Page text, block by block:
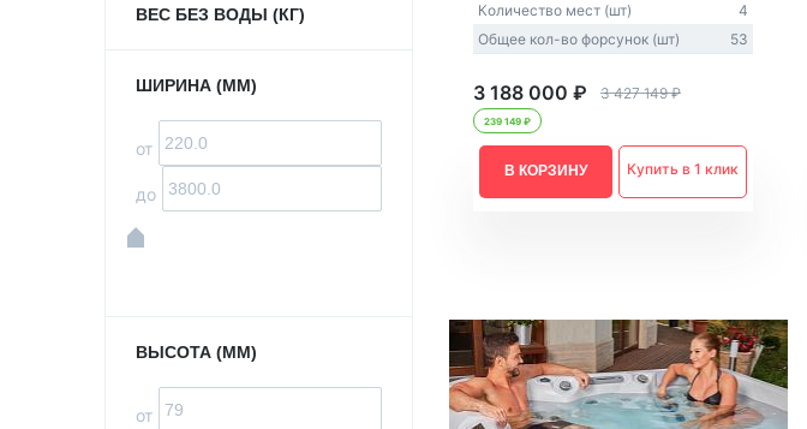
ВЕС БЕЗ ВОДЫ (КГ)
ШИРИНА (ММ)
от
до
ВЫСОТА (ММ)
от
Количество мест (шт)
4
Общее кол-во форсунок (шт)
53
3 188 000 ₽ 3 427 149 ₽
239 149 ₽
В КОРЗИНУ Купить в 1 клик